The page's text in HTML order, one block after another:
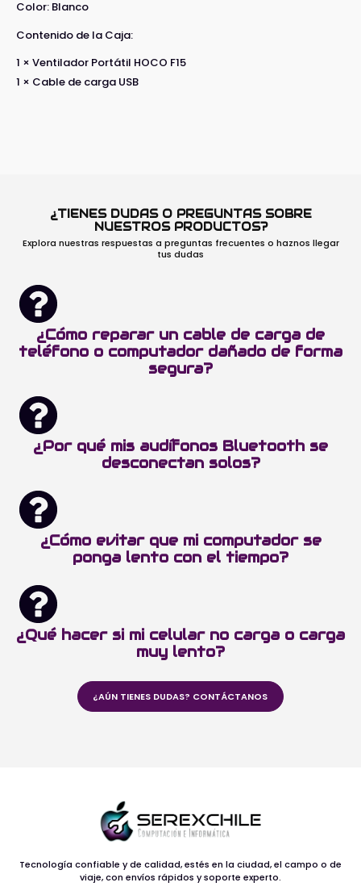
Color: Blanco
Contenido de la Caja:
1 × Ventilador Portátil HOCO F15
1 × Cable de carga USB
¿TIENES DUDAS O PREGUNTAS SOBRE
NUESTROS PRODUCTOS?
Explora nuestras respuestas a preguntas frecuentes o haznos llegar
tus dudas
¿Cómo reparar un cable de carga de
teléfono o computador dañado de forma
segura?
¿Por qué mis audífonos Bluetooth se
desconectan solos?
¿Cómo evitar que mi computador se
ponga lento con el tiempo?
¿Qué hacer si mi celular no carga o carga
muy lento?
¿AÚN TIENES DUDAS? CONTÁCTANOS
Tecnología confiable y de calidad, estés en la ciudad, el campo o de
viaje, con envíos rápidos y soporte experto.